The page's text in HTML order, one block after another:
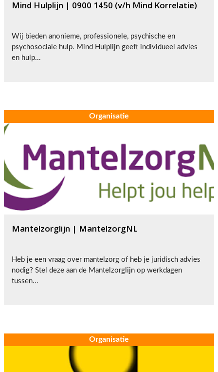
Organisatie
Organisatie
Mantelzorglijn | MantelzorgNL
Heb je een vraag over mantelzorg of heb je juridisch advies
nodig? Stel deze aan de Mantelzorglijn op werkdagen
tussen...
Mind Hulplijn | 0900 1450 (v/h Mind Korrelatie)
Wij bieden anonieme, professionele, psychische en
psychosociale hulp. Mind Hulplijn geeft individueel advies
en hulp...